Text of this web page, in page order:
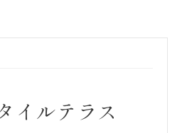
イルテラス